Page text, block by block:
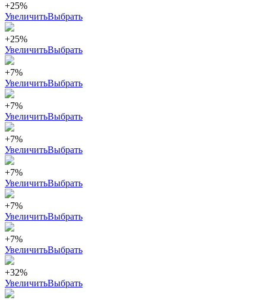
+25%
УвеличитьВыбрать
+25%
УвеличитьВыбрать
+7%
УвеличитьВыбрать
+7%
УвеличитьВыбрать
+7%
УвеличитьВыбрать
+7%
УвеличитьВыбрать
+7%
УвеличитьВыбрать
+7%
УвеличитьВыбрать
+32%
УвеличитьВыбрать